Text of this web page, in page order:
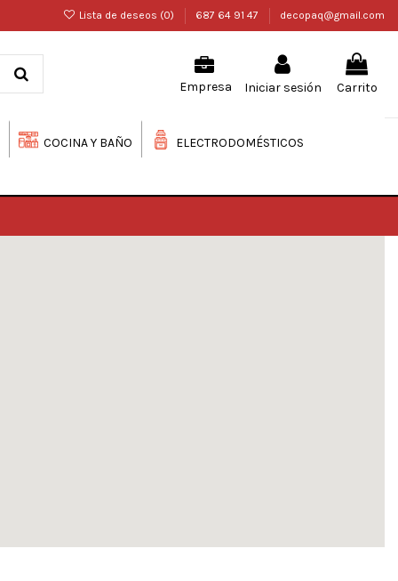
Lista de deseos (0) 687 64 91 47 decopaq@gmail.com
Empresa Iniciar sesión Carrito
COCINA Y BAÑO ELECTRODOMÉSTICOS